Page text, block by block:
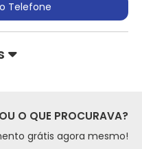
Telefone
O QUE PROCURAVA?
grátis agora mesmo!